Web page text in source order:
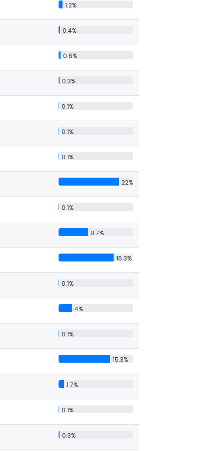
1.2%
0.4%
0.6%
0.3%
0.1%
0.1%
0.1%
22%
0.1%
8.7%
16.3%
0.1%
4%
0.1%
15.3%
1.7%
0.1%
0.3%